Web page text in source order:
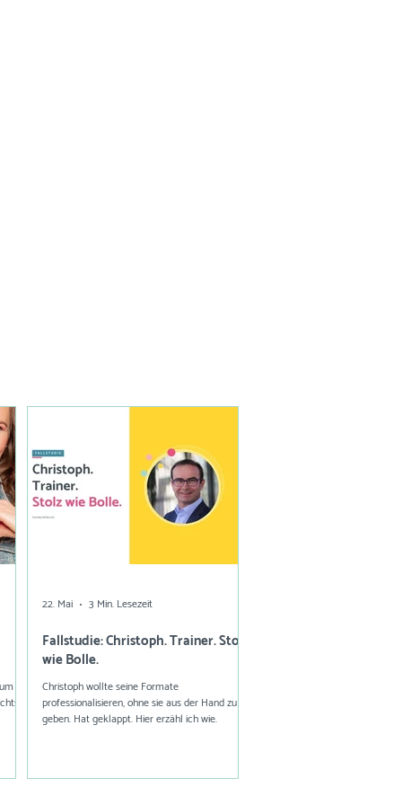
ich
Fallstudie: Christoph. Trainer. Stolz
wie Bolle.
Christoph wollte seine Formate
professionalisieren, ohne sie aus der Hand zu
geben. Hat geklappt. Hier erzähl ich wie.
22. Mai 3 Min. Lesezeit